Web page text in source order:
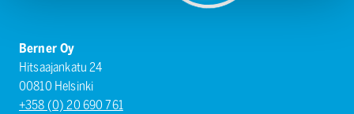
Berner Oy
Hitsaajankatu 24
00810 Helsinki
+358 (0) 20 690 761